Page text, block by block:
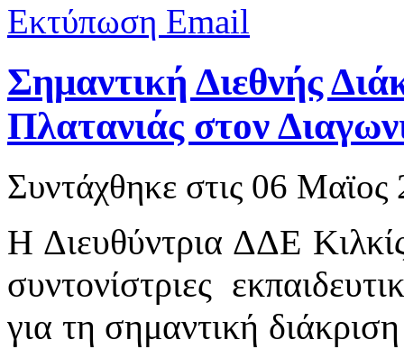
Εκτύπωση Email
Σημαντική Διεθνής
Πλατανιάς στον
Συντάχθηκε στις 06 Μαϊος
Η Διευθύντρια ΔΔΕ
συντονίστριες
για τη σημαντική